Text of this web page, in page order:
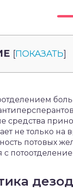
[ПОКАЗАТЬ]
средства
не только на
потовых